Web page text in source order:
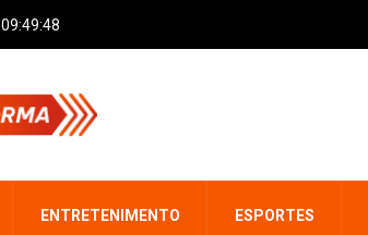
09:49:49
ENTRETENIMENTO ESPORTES